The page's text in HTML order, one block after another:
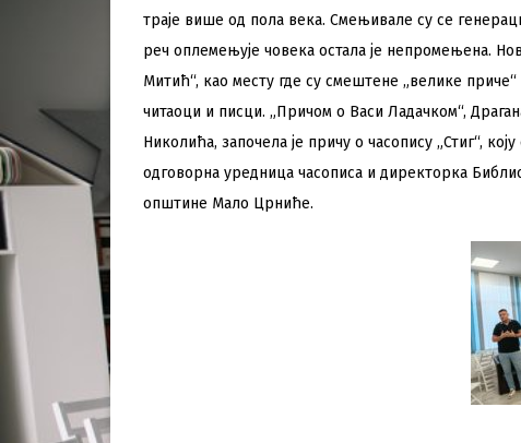
траје више од пола века. Смењивале су се
реч оплемењује човека остала је непромењена.
Митић“, као месту где су смештене „велике
читаоци и писци. „Причом о Васи Ладачком“,
Николића, започела је причу о часопису „Стиг“,
одговорна уредница часописа и директорка
општине Мало Црниће.